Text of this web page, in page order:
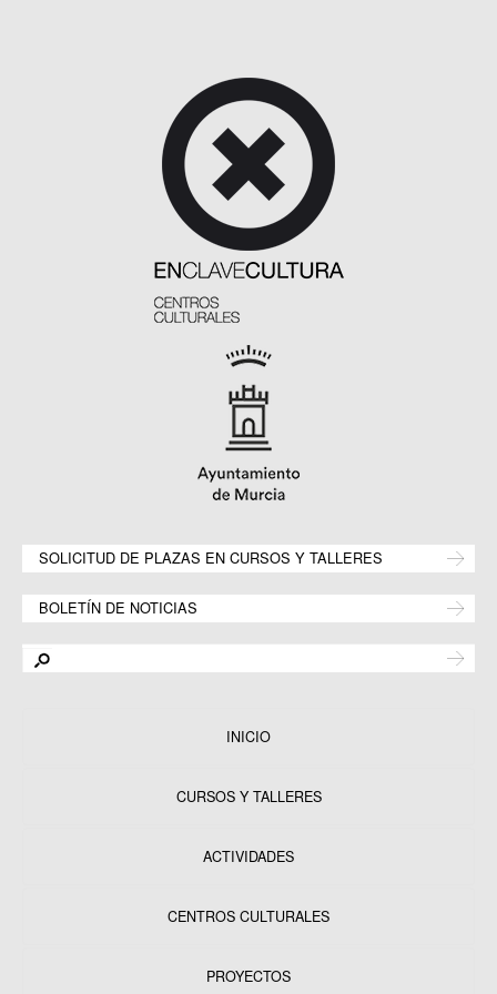
SOLICITUD DE PLAZAS EN CURSOS Y TALLERES
BOLETÍN DE NOTICIAS
INICIO
CURSOS Y TALLERES
ACTIVIDADES
CENTROS CULTURALES
PROYECTOS